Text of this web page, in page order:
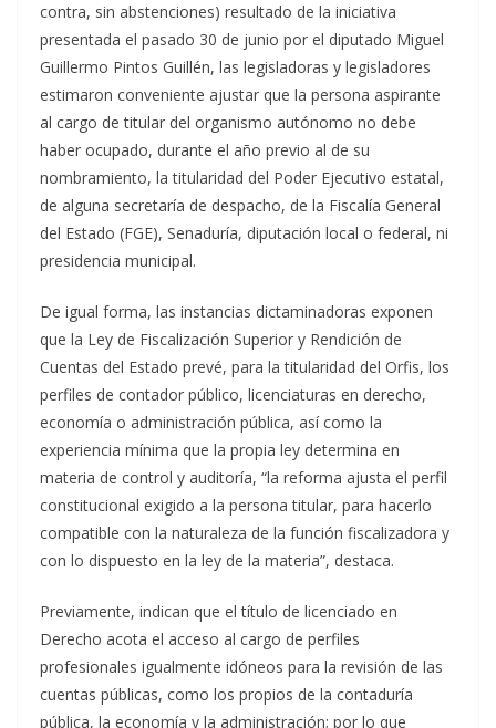
contra, sin abstenciones) resultado de la iniciativa
presentada el pasado 30 de junio por el diputado Miguel
Guillermo Pintos Guillén, las legisladoras y legisladores
estimaron conveniente ajustar que la persona aspirante
al cargo de titular del organismo autónomo no debe
haber ocupado, durante el año previo al de su
nombramiento, la titularidad del Poder Ejecutivo estatal,
de alguna secretaría de despacho, de la Fiscalía General
del Estado (FGE), Senaduría, diputación local o federal, ni
presidencia municipal.
De igual forma, las instancias dictaminadoras exponen
que la Ley de Fiscalización Superior y Rendición de
Cuentas del Estado prevé, para la titularidad del Orfis, los
perfiles de contador público, licenciaturas en derecho,
economía o administración pública, así como la
experiencia mínima que la propia ley determina en
materia de control y auditoría, “la reforma ajusta el perfil
constitucional exigido a la persona titular, para hacerlo
compatible con la naturaleza de la función fiscalizadora y
con lo dispuesto en la ley de la materia”, destaca.
Previamente, indican que el título de licenciado en
Derecho acota el acceso al cargo de perfiles
profesionales igualmente idóneos para la revisión de las
cuentas públicas, como los propios de la contaduría
pública, la economía y la administración; por lo que